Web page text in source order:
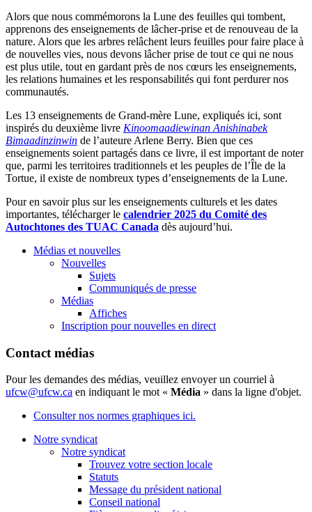
Alors que nous commémorons la Lune des feuilles qui tombent,
apprenons des enseignements de lâcher-prise et de renouveau de la
nature. Alors que les arbres relâchent leurs feuilles pour faire place à
de nouvelles vies, nous devons lâcher prise de tout ce qui ne nous
est plus utile, tout en gardant près de nos cœurs les enseignements,
les relations humaines et les responsabilités qui font perdurer nos
communautés.
Les 13 enseignements de Grand-mère Lune, expliqués ici, sont
inspirés du deuxième livre Kinoomaadiewinan Anishinabek
Bimaadinzinwin de l’auteure Arlene Berry. Bien que ces
enseignements soient partagés dans ce livre, il est important de noter
que, parmi les territoires traditionnels et les peuples de l’Île de la
Tortue, il existe de nombreux types d’enseignements de la Lune.
Pour en savoir plus sur les enseignements culturels et les dates
importantes, télécharger le calendrier 2025 du Comité des
Autochtones des TUAC Canada dès aujourd’hui.
Médias et nouvelles
Nouvelles
Sujets
Communiqués de presse
Médias
Affiches
Inscription pour nouvelles en direct
Contact médias
Pour les demandes des médias, veuillez envoyer un courriel à
ufcw@ufcw.ca en indiquant le mot « Média » dans la ligne d'objet.
Consulter nos normes graphiques ici.
Notre syndicat
Notre syndicat
Trouvez votre section locale
Statuts
Message du président national
Conseil national